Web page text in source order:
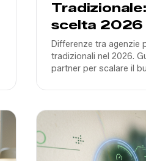
scelta 2026
Differenze tra agenzie
tradizionali nel 2026.
partner per scalare il
stessa.